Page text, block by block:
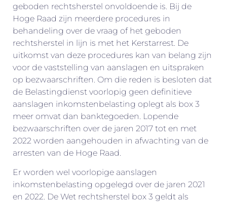
geboden rechtsherstel onvoldoende is. Bij de
Hoge Raad zijn meerdere procedures in
behandeling over de vraag of het geboden
rechtsherstel in lijn is met het Kerstarrest. De
uitkomst van deze procedures kan van belang zijn
voor de vaststelling van aanslagen en uitspraken
op bezwaarschriften. Om die reden is besloten dat
de Belastingdienst voorlopig geen definitieve
aanslagen inkomstenbelasting oplegt als box 3
meer omvat dan banktegoeden. Lopende
bezwaarschriften over de jaren 2017 tot en met
2022 worden aangehouden in afwachting van de
arresten van de Hoge Raad.
Er worden wel voorlopige aanslagen
inkomstenbelasting opgelegd over de jaren 2021
en 2022. De Wet rechtsherstel box 3 geldt als